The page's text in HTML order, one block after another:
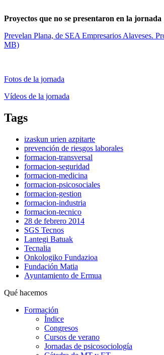
Proyectos que no se presentaron en la jornada
Prevelan Plana, de SEA Empresarios Alaveses.
MB)
Fotos de la jornada
Vídeos de la jornada
Tags
izaskun urien azpitarte
prevención de riesgos laborales
formacion-transversal
formacion-seguridad
formacion-medicina
formacion-psicosociales
formacion-gestion
formacion-industria
formacion-tecnico
28 de febrero 2014
SGS Tecnos
Lantegi Batuak
Tecnalia
Onkologiko Fundazioa
Fundación Matia
Ayuntamiento de Ermua
Qué hacemos
Formación
Índice
Congresos
Cursos de verano
Jornadas de psicosociología